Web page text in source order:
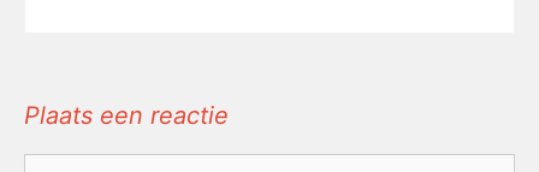
Plaats een reactie